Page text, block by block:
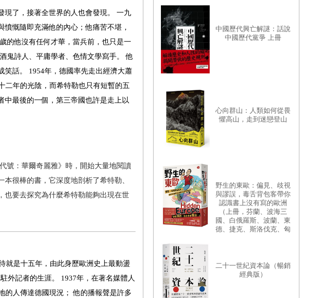
現了，接著全世界的人也會發現。 一九
慨隨即充滿他的內心；他痛苦不堪，
的他沒有任何才華，當兵前，也只是一
鬼詩人、平庸學者、色情文學寫手。 他
笑話。 1954年，德國率先走出經濟大蕭
二年的光陰，而希特勒也只有短暫的五
最後的一個，第三帝國也許是走上以
號：華爾奇麗雅》時，開始大量地閱讀
很棒的書，它深度地剖析了希特勒、
也要去探究為什麼希特勒能夠出現在世
就是十五年，由此身歷歐洲史上最動盪
外記者的生涯。 1937年，在著名媒體人
的人傳達德國現況； 他的播報聲是許多
中國歷代興亡解謎：話說
中國歷代黨爭 上冊
心向群山：人類如何從畏
懼高山，走到迷戀登山
野生的東歐：偏見、歧視
與謬誤，毒舌背包客帶你
認識書上沒有寫的歐洲
（上冊，芬蘭、波海三
國、白俄羅斯、波蘭、東
德、捷克、斯洛伐克、匈
二十一世紀資本論（暢銷
經典版）